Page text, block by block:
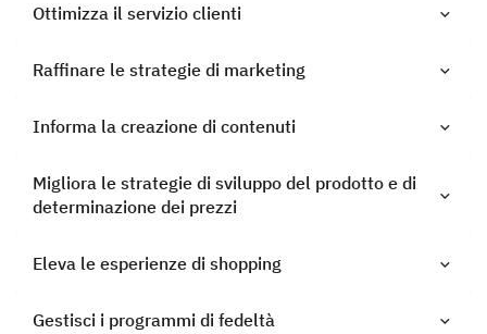
Ottimizza il servizio clienti
Raffinare le strategie di marketing
Informa la creazione di contenuti
Migliora le strategie di sviluppo del prodotto e di
determinazione dei prezzi
Eleva le esperienze di shopping
Gestisci i programmi di fedeltà